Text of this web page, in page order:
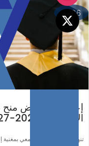
2026
إعلان عن عرض منح
الإسلامية (2026-2027)
تنهي إدارة المركز الجامعي بمغنية